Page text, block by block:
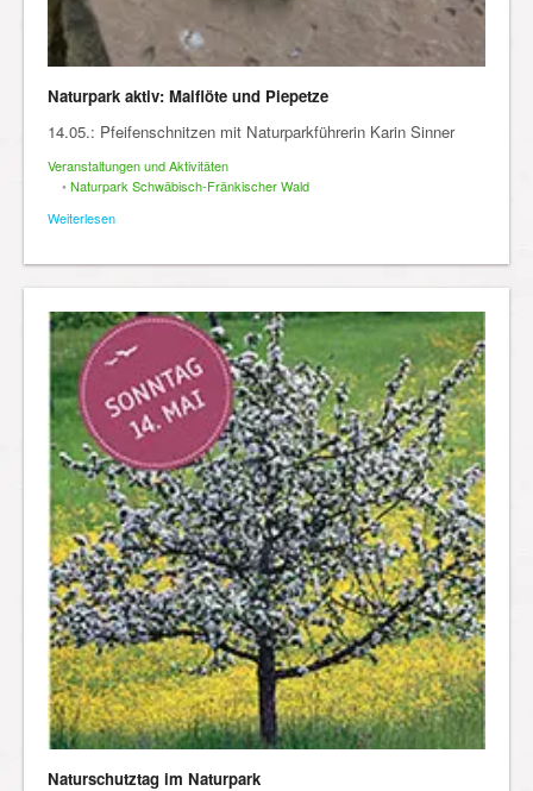
Naturpark aktiv: Maiflöte und Piepetze
14.05.: Pfeifenschnitzen mit Naturparkführerin Karin Sinner
Veranstaltungen und Aktivitäten
• Naturpark Schwäbisch-Fränkischer Wald
Weiterlesen
Naturschutztag im Naturpark